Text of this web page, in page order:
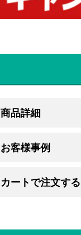
商品詳細
お客様事例
カートで注文する